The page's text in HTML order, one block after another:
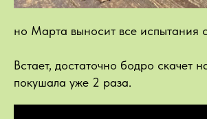
но Марта выносит все испытания
Встает, достаточно бодро скачет
покушала уже 2 раза.